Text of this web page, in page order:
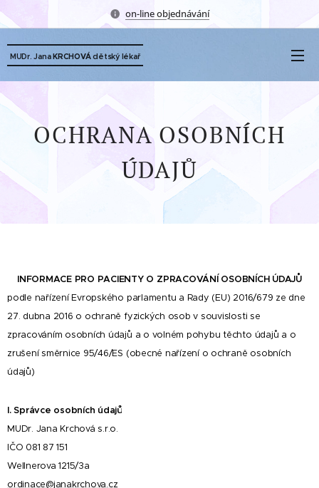
on-line objednávání
MUDr. Jana KRCHOVÁ dětský lékař
OCHRANA OSOBNÍCH
ÚDAJŮ
INFORMACE PRO PACIENTY O ZPRACOVÁNÍ OSOBNÍCH ÚDAJŮ
podle nařízení Evropského parlamentu a Rady (EU) 2016/679 ze dne
27. dubna 2016 o ochraně fyzických osob v souvislosti se
zpracováním osobních údajů a o volném pohybu těchto údajů a o
zrušení směrnice 95/46/ES (obecné nařízení o ochraně osobních
údajů)
I.Správce osobních údajů
MUDr. Jana Krchová s.r.o.
IČO 081 87 151
Wellnerova 1215/3a
ordinace@janakrchova.cz